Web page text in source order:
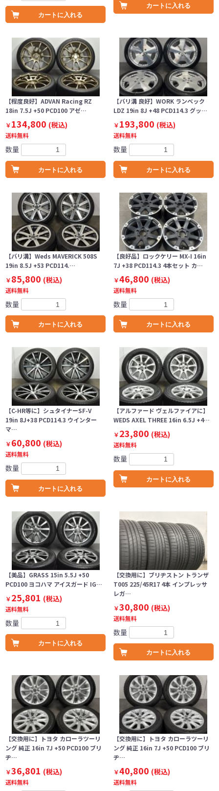
カートに入れる
カートに入れる
【程度良好】ADVAN Racing RZ
18in 7.5J +50 PCD100 アゼ…
￥134,800 (税込)
送料無料
数量
カートに入れる
【バリ溝 良好】WORK ランベック
LDZ 19in 8J +48 PCD114.3 グッ…
￥193,800 (税込)
送料無料
数量
カートに入れる
【バリ溝】Weds MAVERICK 508S
19in 8.5J +53 PCD114.…
￥85,800 (税込)
送料無料
数量
カートに入れる
【良好品】ロックケリー MX-I 16in
7J +38 PCD114.3 4本セット カ…
￥46,800 (税込)
送料無料
数量
カートに入れる
【C-HR等に】シュタイナーSF-V
19in 8J+38 PCD114.3 ウインター
マ…
￥60,800 (税込)
送料無料
数量
カートに入れる
【アルファード ヴェルファイアに】
WEDS AXEL THREE 16in 6.5J +4…
￥23,800 (税込)
送料無料
数量
カートに入れる
【美品】GRASS 15in 5.5J +50
PCD100 ヨコハマ アイスガード IG…
￥25,801 (税込)
送料無料
数量
カートに入れる
【交換用に】ブリヂストン トランザ
T005 225/45R17 4本 インプレッサ
レガ…
￥30,800 (税込)
送料無料
数量
カートに入れる
【交換用に】トヨタ カローラツーリ
ング 純正 16in 7J +50 PCD100 ブリ
ヂ…
￥36,801 (税込)
送料無料
【交換用に】トヨタ カローラツーリ
ング 純正 16in 7J +50 PCD100 ブリ
ヂ…
￥40,800 (税込)
送料無料